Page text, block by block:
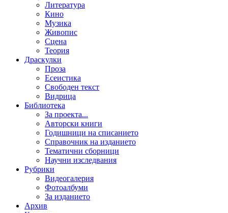
Литература
Кино
Музика
Живопис
Сцена
Теория
Драскулки
Проза
Есеистика
Свободен текст
Видрица
Библиотека
За проекта...
Авторски книги
Годишници на списанието
Справочник на изданието
Тематични сборници
Научни изследвания
Рубрики
Видеогалерия
Фотоалбуми
За изданието
Архив